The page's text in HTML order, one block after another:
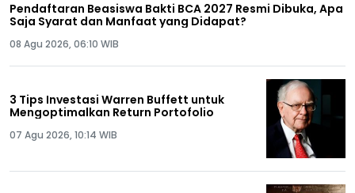
Pendaftaran Beasiswa Bakti BCA 2027 Resmi Dibuka, Apa
Saja Syarat dan Manfaat yang Didapat?
08 Agu 2026, 06:10 WIB
3 Tips Investasi Warren Buffett untuk
Mengoptimalkan Return Portofolio
07 Agu 2026, 10:14 WIB